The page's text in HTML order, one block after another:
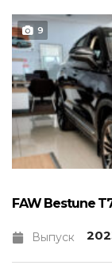
9
FAW Bestune
Выпуск